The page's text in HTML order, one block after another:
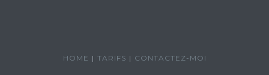
HOME TARIFS CONTACTEZ-MOI